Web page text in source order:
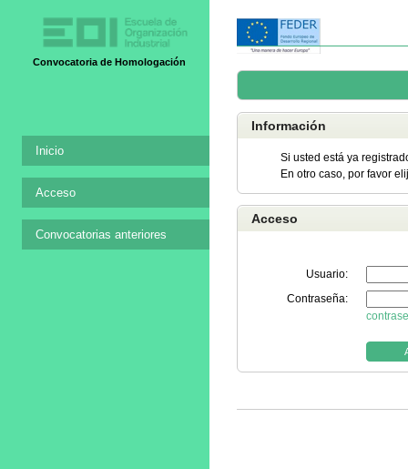
Convocatoria de Homologación
Inicio
Acceso
Convocatorias anteriores
Información
Si usted está ya
En otro caso, por favor
Acceso
Usuario:
Contraseña: